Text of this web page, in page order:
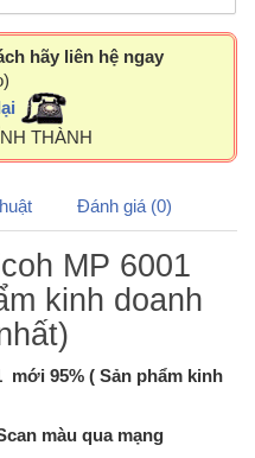
hãy liên hệ ngay
THÀNH
Đánh giá (0)
MP 6001
kinh doanh
mới 95% ( Sản phẩm kinh
màu qua mạng